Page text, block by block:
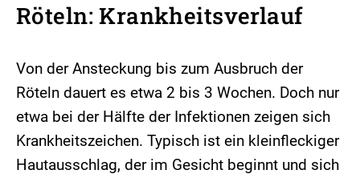
Röteln: Krankheitsverlauf
Von der Ansteckung bis zum Ausbruch der
Röteln dauert es etwa 2 bis 3 Wochen. Doch nur
etwa bei der Hälfte der Infektionen zeigen sich
Krankheitszeichen. Typisch ist ein kleinfleckiger
Hautausschlag, der im Gesicht beginnt und sich